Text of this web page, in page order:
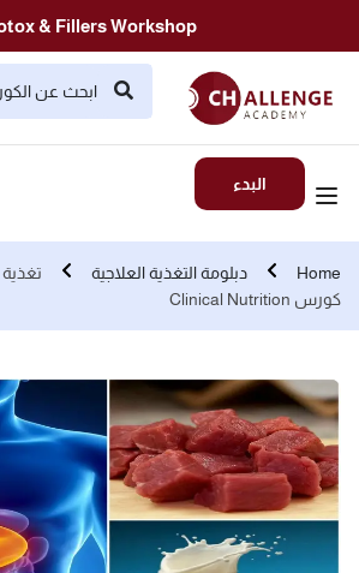
& Fillers Workshop
البدء
Home دبلومة التغذية العلاجية
كورس Clinical Nutrition